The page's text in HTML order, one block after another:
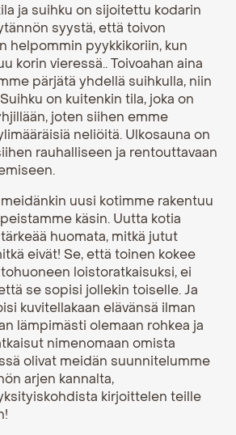
ja suihku on sijoitettu kodarin
syystä, että toivon
helpommin pyykkikoriin, kun
korin vieressä.. Toivoahan aina
pärjätä yhdellä suihkulla, niin
on kuitenkin tila, joka on
joten siihen emme
neliöitä. Ulkosauna on
rauhalliseen ja rentouttavaan
uusi kotimme rakentuu
käsin. Uutta kotia
huomata, mitkä jutut
eivät! Se, että toinen kokee
loistoratkaisuksi, ei
se sopisi jollekin toiselle. Ja
kuvitellakaan elävänsä ilman
lämpimästi olemaan rohkea ja
nimenomaan omista
olivat meidän suunnitelumme
arjen kannalta,
kirjoittelen teille